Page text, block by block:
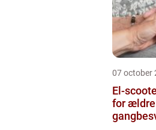
07 october
El-
for